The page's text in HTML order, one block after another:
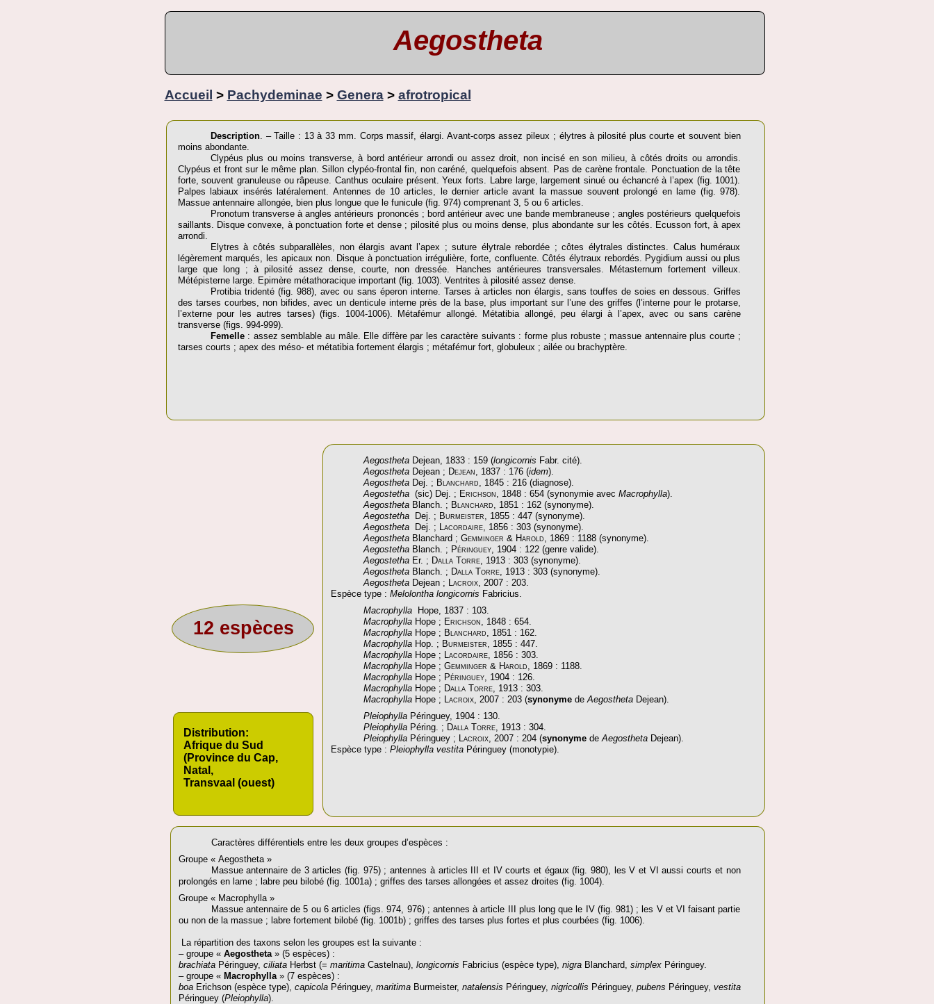
Aegostheta
Accueil > Pachydeminae > Genera> afrotropical
Description. – Taille : 13 à 33 mm. Corps massif, élargi. Avant-corps assez pileux ; élytres à pilosité plus courte et souvent bien
moins abondante.
Clypéus plus ou moins transverse, à bord antérieur arrondi ou assez droit, non incisé en son milieu, à côtés droits ou arrondis.
Clypéus et front sur le même plan. Sillon clypéo-frontal fin, non caréné, quelquefois absent. Pas de carène frontale. Ponctuation de la tête
forte, souvent granuleuse ou râpeuse. Canthus oculaire présent. Yeux forts. Labre large, largement sinué ou échancré à l’apex (fig. 1001).
Palpes labiaux insérés latéralement. Antennes de 10 articles, le dernier article avant la massue souvent prolongé en lame (fig. 978).
Massue antennaire allongée, bien plus longue que le funicule (fig. 974) comprenant 3, 5 ou 6 articles.
Pronotum transverse à angles antérieurs prononcés ; bord antérieur avec une bande membraneuse ; angles postérieurs quelquefois
saillants. Disque convexe, à ponctuation forte et dense ; pilosité plus ou moins dense, plus abondante sur les côtés. Ecusson fort, à apex
arrondi.
Elytres à côtés subparallèles, non élargis avant l’apex ; suture élytrale rebordée ; côtes élytrales distinctes. Calus huméraux
légèrement marqués, les apicaux non. Disque à ponctuation irrégulière, forte, confluente. Côtés élytraux rebordés. Pygidium aussi ou plus
large que long ; à pilosité assez dense, courte, non dressée. Hanches antérieures transversales. Métasternum fortement villeux.
Métépisterne large. Epimère métathoracique important (fig. 1003). Ventrites à pilosité assez dense.
Protibia tridenté (fig. 988), avec ou sans éperon interne. Tarses à articles non élargis, sans touffes de soies en dessous. Griffes
des tarses courbes, non bifides, avec un denticule interne près de la base, plus important sur l’une des griffes (l’interne pour le protarse,
l’externe pour les autres tarses) (figs. 1004-1006). Métafémur allongé. Métatibia allongé, peu élargi à l’apex, avec ou sans carène
transverse (figs. 994-999).
Femelle: assez semblable au mâle. Elle diffère par les caractère suivants : forme plus robuste ; massue antennaire plus courte ;
tarses courts ; apex des méso- et métatibia fortement élargis ; métafémur fort, globuleux ; ailée ou brachyptère.
12 espèces
AegosthetaDejean, 1833 : 159 (longicornis Fabr. cité).
AegosthetaDejean ; Dejean, 1837 : 176 (idem).
AegosthetaDej. ; Blanchard, 1845 : 216 (diagnose).
Aegostetha(sic) Dej. ; Erichson, 1848 : 654 (synonymie avec Macrophylla).
AegosthetaBlanch. ; Blanchard, 1851 : 162 (synonyme).
AegostethaDej. ; Burmeister, 1855 : 447 (synonyme).
AegosthetaDej. ; Lacordaire, 1856 : 303 (synonyme).
AegosthetaBlanchard ; Gemminger & Harold, 1869 : 1188 (synonyme).
AegostethaBlanch. ; Péringuey, 1904 : 122 (genre valide).
AegostethaEr. ; Dalla Torre, 1913 : 303 (synonyme).
AegosthetaBlanch. ; Dalla Torre, 1913 : 303 (synonyme).
AegosthetaDejean ; Lacroix, 2007 : 203.
Espèce type : Melolontha longicornis Fabricius.
MacrophyllaHope, 1837 : 103.
MacrophyllaHope ; Erichson, 1848 : 654.
MacrophyllaHope ; Blanchard, 1851 : 162.
MacrophyllaHop. ; Burmeister, 1855 : 447.
MacrophyllaHope ; Lacordaire, 1856 : 303.
MacrophyllaHope ; Gemminger & Harold, 1869 : 1188.
MacrophyllaHope ; Péringuey, 1904 : 126.
MacrophyllaHope ; Dalla Torre, 1913 : 303.
MacrophyllaHope ; Lacroix, 2007 : 203 (synonymedeAegosthetaDejean).
PleiophyllaPéringuey, 1904 : 130.
PleiophyllaPéring. ; Dalla Torre, 1913 : 304.
PleiophyllaPéringuey ; Lacroix, 2007 : 204 (synonymedeAegosthetaDejean).
Espèce type : Pleiophylla vestitaPéringuey (monotypie).
Caractères différentiels entre les deux groupes d’espèces :
Groupe « Aegostheta »
Massue antennaire de 3 articles (fig. 975) ; antennes à articles III et IV courts et égaux (fig. 980), les V et VI aussi courts et non
prolongés en lame ; labre peu bilobé (fig. 1001a) ; griffes des tarses allongées et assez droites (fig. 1004).
Groupe « Macrophylla »
Massue antennaire de 5 ou 6 articles (figs. 974, 976) ; antennes à article III plus long que le IV (fig. 981) ; les V et VI faisant partie
ou non de la massue ; labre fortement bilobé (fig. 1001b) ; griffes des tarses plus fortes et plus courbées (fig. 1006).
La répartition des taxons selon les groupes est la suivante :
– groupe « Aegostheta» (5 espèces) :
brachiataPéringuey, ciliataHerbst (= maritimaCastelnau), longicornis Fabricius (espèce type), nigraBlanchard, simplexPéringuey.
– groupe « Macrophylla» (7 espèces) :
boaErichson (espèce type), capicolaPéringuey, maritimaBurmeister, natalensis Péringuey, nigricollis Péringuey, pubens Péringuey, vestita
Péringuey (Pleiophylla).
Distribution:
Afrique du Sud
(Province du Cap,
Natal,
Transvaal (ouest)